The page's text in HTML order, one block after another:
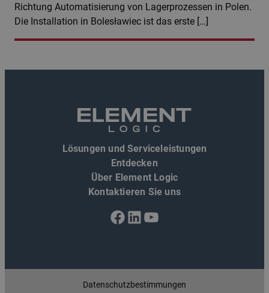
Richtung Automatisierung von Lagerprozessen in Polen.
Die Installation in Bolesławiec ist das erste […]
Lösungen und Serviceleistungen
Entdecken
Über Element Logic
Kontaktieren Sie uns
Facebook
LinkedIn
YouTube
Datenschutzbestimmungen